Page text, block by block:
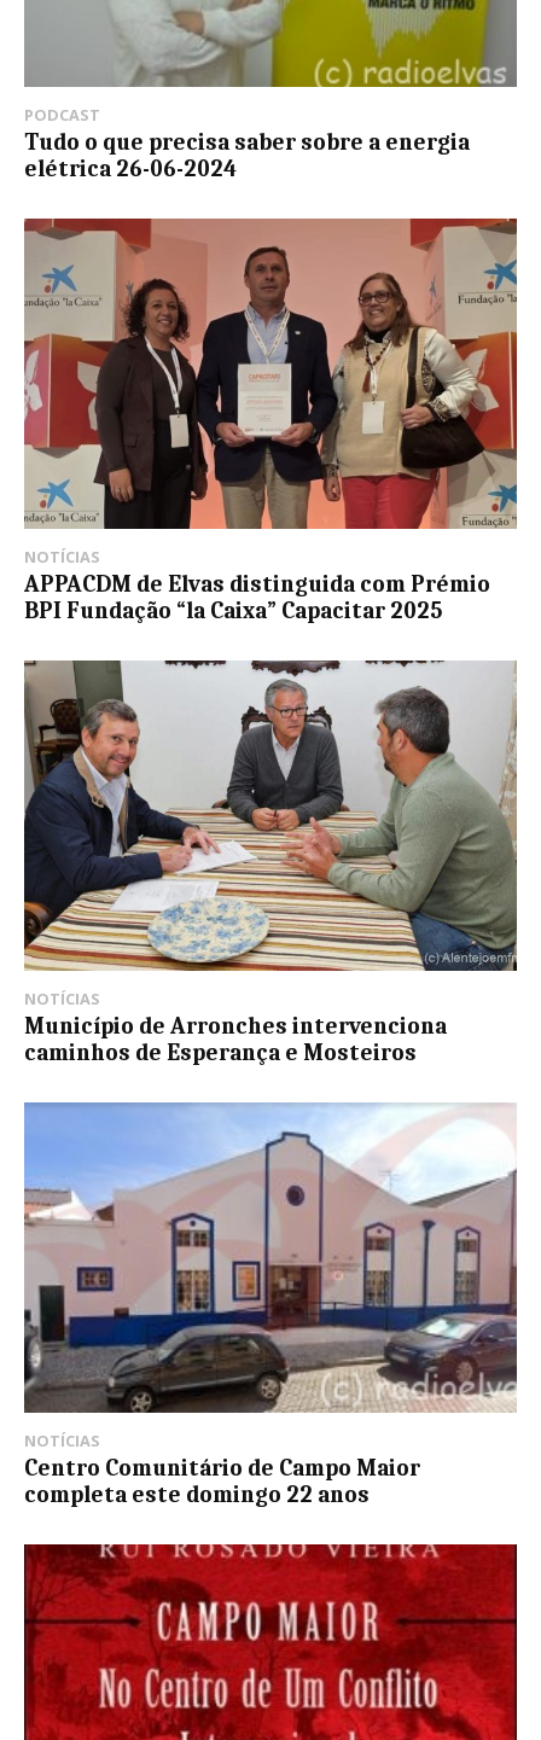
PODCAST
Tudo o que precisa saber sobre a energia
elétrica 26-06-2024
NOTÍCIAS
APPACDM de Elvas distinguida com Prémio
BPI Fundação “la Caixa” Capacitar 2025
NOTÍCIAS
Município de Arronches intervenciona
caminhos de Esperança e Mosteiros
NOTÍCIAS
Centro Comunitário de Campo Maior
completa este domingo 22 anos